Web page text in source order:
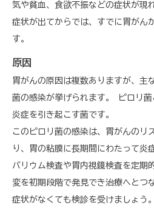
気や貧血、食欲不振などの症状が現
症状が出てからでは、すでに胃がん
す。
原因
胃がんの原因は複数ありますが、主
菌の感染が挙げられます。 ピロリ菌
炎症を引き起こす菌です。
このピロリ菌の感染は、胃がんのリ
り、胃の粘膜に長期間にわたって炎
バリウム検査や胃内視鏡検査を定期
変を初期段階で発見でき治療へとつ
症状がなくても検診を受けましょう。